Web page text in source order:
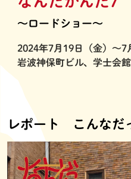
〜ロードショー〜
2024年7月19日（金）〜7
岩波神保町ビル、学士会
レポート こんなだ